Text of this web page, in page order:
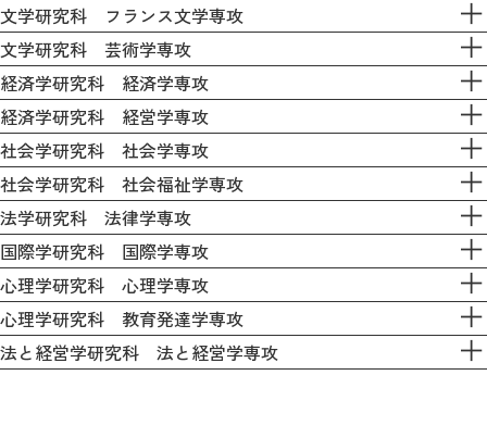
文学研究科 フランス文学専攻
文学研究科 芸術学専攻
経済学研究科 経済学専攻
経済学研究科 経営学専攻
社会学研究科 社会学専攻
社会学研究科 社会福祉学専攻
法学研究科 法律学専攻
国際学研究科 国際学専攻
心理学研究科 心理学専攻
心理学研究科 教育発達学専攻
法と経営学研究科 法と経営学専攻